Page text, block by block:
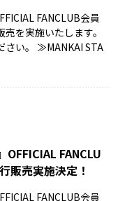
FANCLUB会員
を実施いたします。
さい。 ≫MANKAI STA
OFFICIAL FANCLU
販売実施決定！
FANCLUB会員